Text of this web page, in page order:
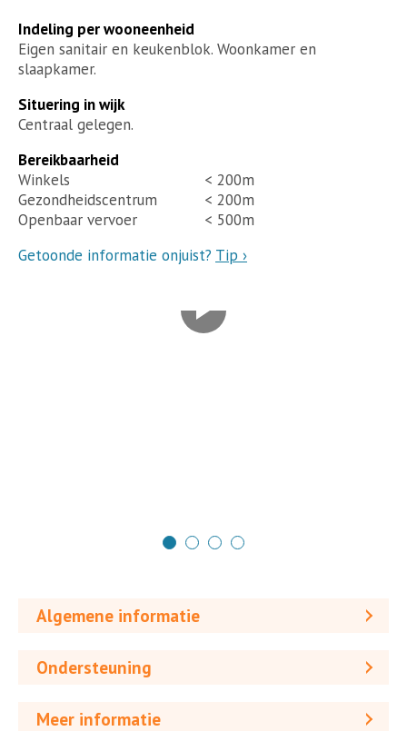
Indeling per wooneenheid
Eigen sanitair en keukenblok. Woonkamer en
slaapkamer.
Situering in wijk
Centraal gelegen.
Bereikbaarheid
Winkels
< 200m
Gezondheidscentrum
< 200m
Openbaar vervoer
< 500m
Getoonde informatie onjuist? Tip ›
Algemene informatie
Ondersteuning
Meer informatie